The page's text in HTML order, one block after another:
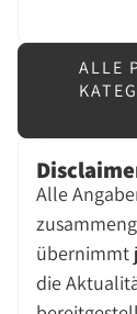
ALLE
Alle
übernimmt
die